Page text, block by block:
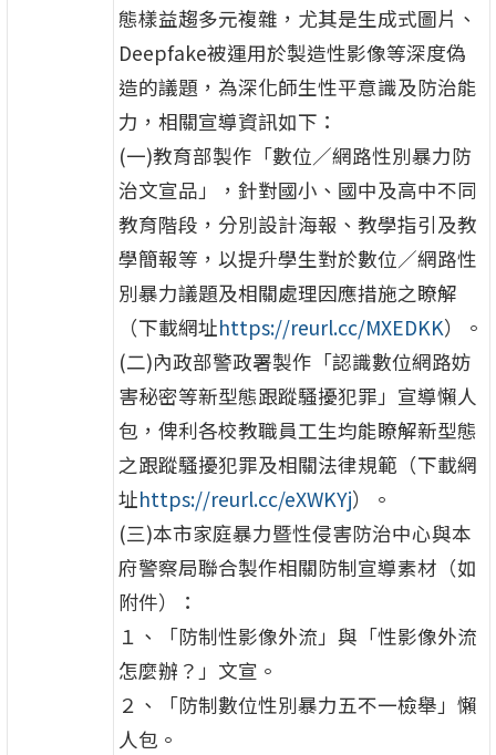
態樣益趨多元複雜，尤其是生成式圖片、
Deepfake被運用於製造性影像等深度偽
造的議題，為深化師生性平意識及防治能
力，相關宣導資訊如下：
(一)教育部製作「數位／網路性別暴力防
治文宣品」，針對國小、國中及高中不同
教育階段，分別設計海報、教學指引及教
學簡報等，以提升學生對於數位／網路性
別暴力議題及相關處理因應措施之瞭解
（下載網址https://reurl.cc/MXEDKK）。
(二)內政部警政署製作「認識數位網路妨
害秘密等新型態跟蹤騷擾犯罪」宣導懶人
包，俾利各校教職員工生均能瞭解新型態
之跟蹤騷擾犯罪及相關法律規範（下載網
址https://reurl.cc/eXWKYj）。
(三)本市家庭暴力暨性侵害防治中心與本
府警察局聯合製作相關防制宣導素材（如
附件）：
１、「防制性影像外流」與「性影像外流
怎麼辦？」文宣。
２、「防制數位性別暴力五不一檢舉」懶
人包。